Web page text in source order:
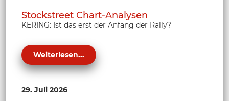
Stockstreet Chart-Analysen
KERING: Ist das erst der Anfang der Rally?
Weiterlesen...
29. Juli 2026